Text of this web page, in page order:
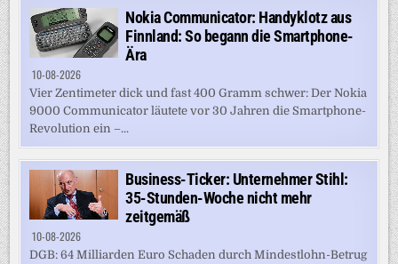
Nokia Communicator: Handyklotz aus
Finnland: So begann die Smartphone-
Ära
10-08-2026
Vier Zentimeter dick und fast 400 Gramm schwer: Der Nokia
9000 Communicator läutete vor 30 Jahren die Smartphone-
Revolution ein –...
Business-Ticker: Unternehmer Stihl:
35-Stunden-Woche nicht mehr
zeitgemäß
10-08-2026
DGB: 64 Milliarden Euro Schaden durch Mindestlohn-Betrug